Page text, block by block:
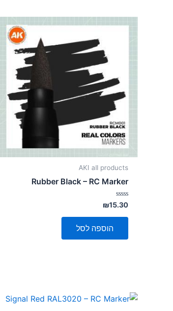
AKI all products
Rubber Black – RC Marker
דורג
0
מתוך
₪15.30
הוספה לסל